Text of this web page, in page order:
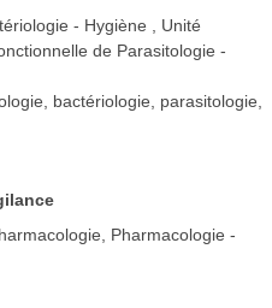
- Hygiène
Unité
de Parasitologie -
bactériologie, parasitologie,
Pharmacologie -